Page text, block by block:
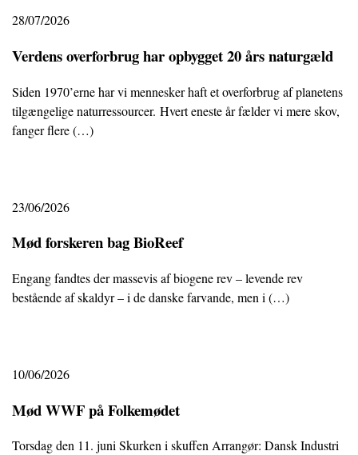
28/07/2026
Verdens overforbrug har opbygget 20 års naturgæld
Siden 1970’erne har vi mennesker haft et overforbrug af planetens
tilgængelige naturressourcer. Hvert eneste år fælder vi mere skov,
fanger flere (…)
23/06/2026
Mød forskeren bag BioReef
Engang fandtes der massevis af biogene rev – levende rev
bestående af skaldyr – i de danske farvande, men i (…)
10/06/2026
Mød WWF på Folkemødet
Torsdag den 11. juni Skurken i skuffen Arrangør: Dansk Industri